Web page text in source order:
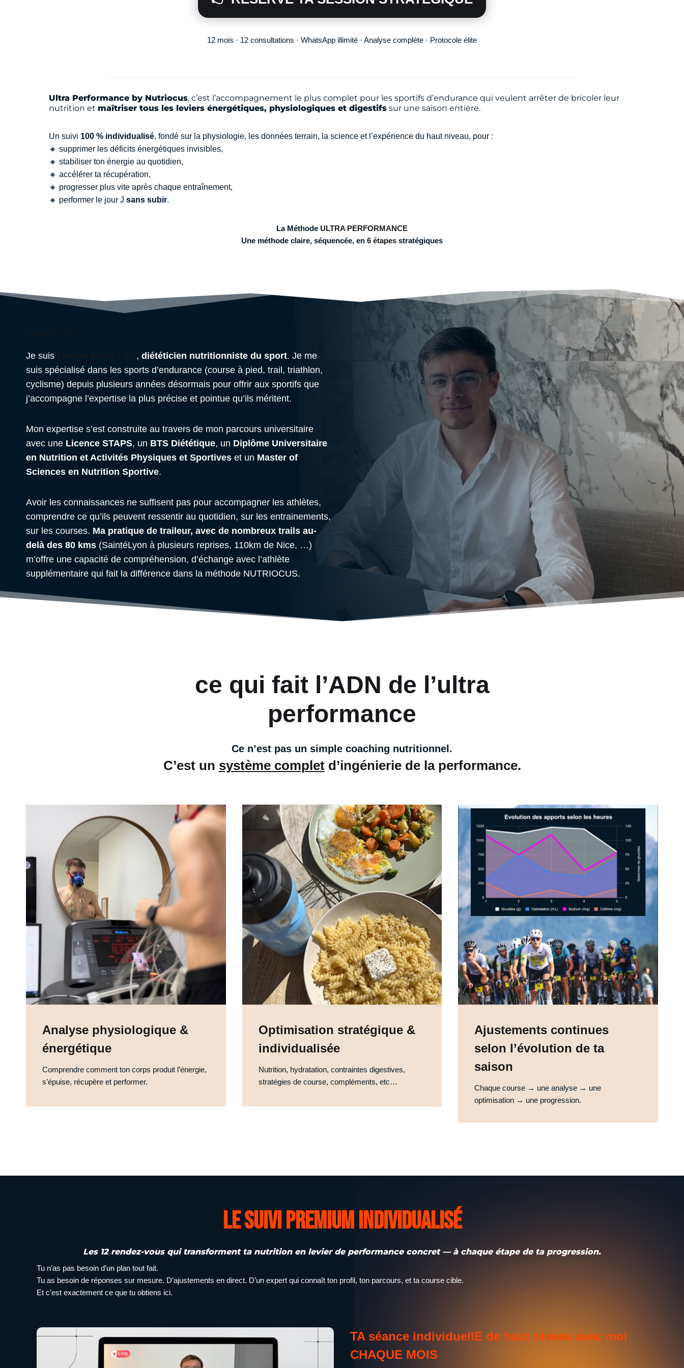
12 mois · 12 consultations · WhatsApp illimité · Analyse complète · Protocole élite
Ultra Performance by Nutriocus, c’est l’accompagnement le plus complet pour les sportifs d’endurance qui veulent arrêter de bricoler leur
nutrition et maîtriser tous les leviers énergétiques, physiologiques et digestifs sur une saison entière.
Un suivi 100 % individualisé, fondé sur la physiologie, les données terrain, la science et l’expérience du haut niveau, pour :
🔸 supprimer les déficits énergétiques invisibles,
🔸 stabiliser ton énergie au quotidien,
🔸 accélérer ta récupération,
🔸 progresser plus vite après chaque entraînement,
🔸 performer le jour J sans subir.
La Méthode ULTRA PERFORMANCE
Une méthode claire, séquencée, en 6 étapes stratégiques
Je suis , diététicien nutritionniste du sport. Je me
suis spécialisé dans les sports d’endurance (course à pied, trail, triathlon,
cyclisme) depuis plusieurs années désormais pour offrir aux sportifs que
j’accompagne l’expertise la plus précise et pointue qu’ils méritent.
Mon expertise s’est construite au travers de mon parcours universitaire
avec une Licence STAPS, un BTS Diététique, un Diplôme Universitaire
en Nutrition et Activités Physiques et Sportives et un Master of
Sciences en Nutrition Sportive.
Avoir les connaissances ne suffisent pas pour accompagner les athlètes,
comprendre ce qu’ils peuvent ressentir au quotidien, sur les entrainements,
sur les courses. Ma pratique de traileur, avec de nombreux trails au-
delà des 80 kms (SaintéLyon à plusieurs reprises, 110km de Nice, …)
m’offre une capacité de compréhension, d’échange avec l’athlète
supplémentaire qui fait la différence dans la méthode NUTRIOCUS.
ce qui fait l’ADN de l’ultra
performance
Ce n’est pas un simple coaching nutritionnel.
C’est un système completd’ingénierie de la performance.
Analyse physiologique &
énergétique
Comprendre comment ton corps produit l’énergie,
s’épuise, récupère et performer.
Optimisation stratégique &
individualisée
Nutrition, hydratation, contraintes digestives,
stratégies de course, compléments, etc…
Ajustements continues
selon l’évolution de ta
saison
Chaque course → une analyse → une
optimisation → une progression.
Le Suivi Premium Individualisé
Les 12 rendez-vous qui transforment ta nutrition en levier de performance concret — à chaque étape de ta progression.
Tu n’as pas besoin d’un plan tout fait.
Tu as besoin de réponses sur mesure. D’ajustements en direct. D’un expert qui connaît ton profil, ton parcours, et ta course cible.
Et c’est exactement ce que tu obtiens ici.
TA séance individuellE de haut niveau avec moi
CHAQUE MOIS